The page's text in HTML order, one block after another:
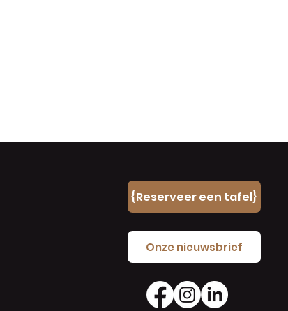
{Reserveer een tafel}
Onze nieuwsbrief